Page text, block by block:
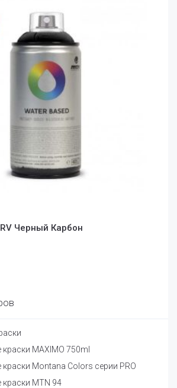
Черный Карбон
MAXIMO 750ml
Montana Colors серии PRO
MTN 94